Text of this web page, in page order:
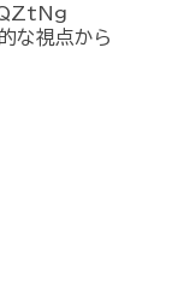
な視点から